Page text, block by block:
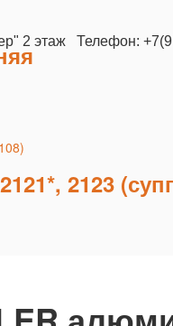
2 этаж Телефон:
2123